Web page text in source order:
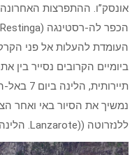
העומדת להעלות אל פני
ביומיים הקרובים נסייר בין
נמשיך את הסיור באי ואחר
ללנזרוטה ((Lanzarote. הלינה ביום 8 בלנזרוטה.